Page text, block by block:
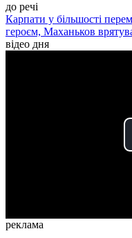
до речі
Карпати у більшості
героєм, Маханьков
відео дня
реклама